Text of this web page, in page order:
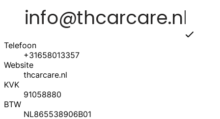
Telefoon
+31658013357
Website
thcarcare.nl
KVK
91058880
BTW
NL865538906B01